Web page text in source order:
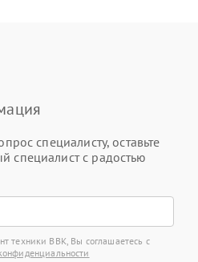
специалисту, оставьте
специалист с радостью
техники BBK, Вы соглашаетесь с